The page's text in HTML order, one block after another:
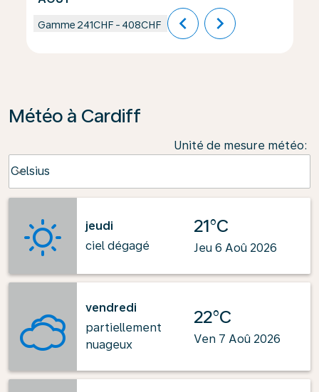
Gamme 241CHF - 408CHF chevron_left chevron_right
Météo à Cardiff
Unité de mesure météo:
Celsius
keyboard_arrow_down
jeudi
ciel dégagé
21°C
Jeu 6 Aoû 2026
vendredi
partiellement
nuageux
22°C
Ven 7 Aoû 2026